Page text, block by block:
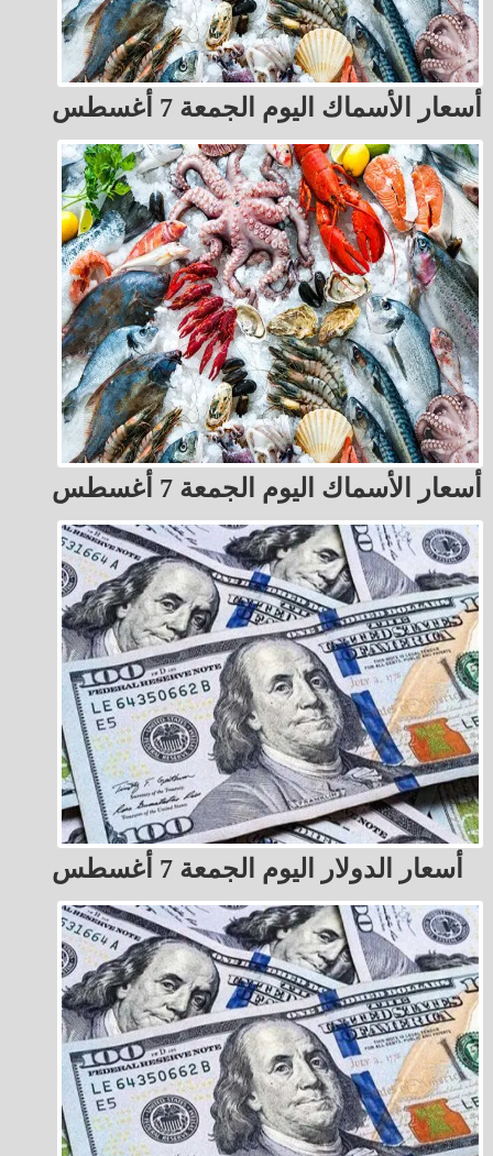
أسعار الأسماك اليوم الجمعة 7 أغسطس
أسعار الأسماك اليوم الجمعة 7 أغسطس
أسعار الدولار اليوم الجمعة 7 أغسطس